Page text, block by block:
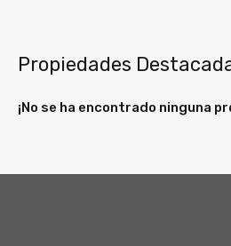
Propiedades
¡No se ha encontrado ninguna